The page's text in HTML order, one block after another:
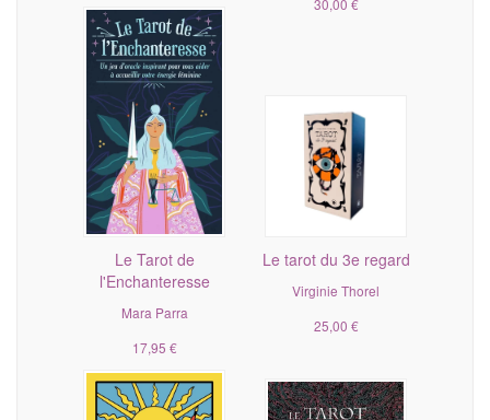
30,00 €
Le Tarot de
l'Enchanteresse
Mara Parra
17,95 €
Le tarot du 3e regard
Virginie Thorel
25,00 €